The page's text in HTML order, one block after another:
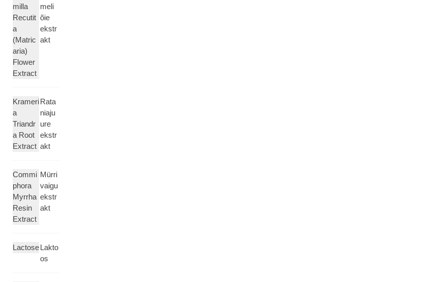
milla
Recutit
a
(Matric
aria)
Flower
Extract
meli
õie
ekstr
akt
Krameri
a
Triandr
a Root
Extract
Rata
niaju
ure
ekstr
akt
Commi
phora
Myrrha
Resin
Extract
Mürri
vaigu
ekstr
akt
LactoseLakto
os